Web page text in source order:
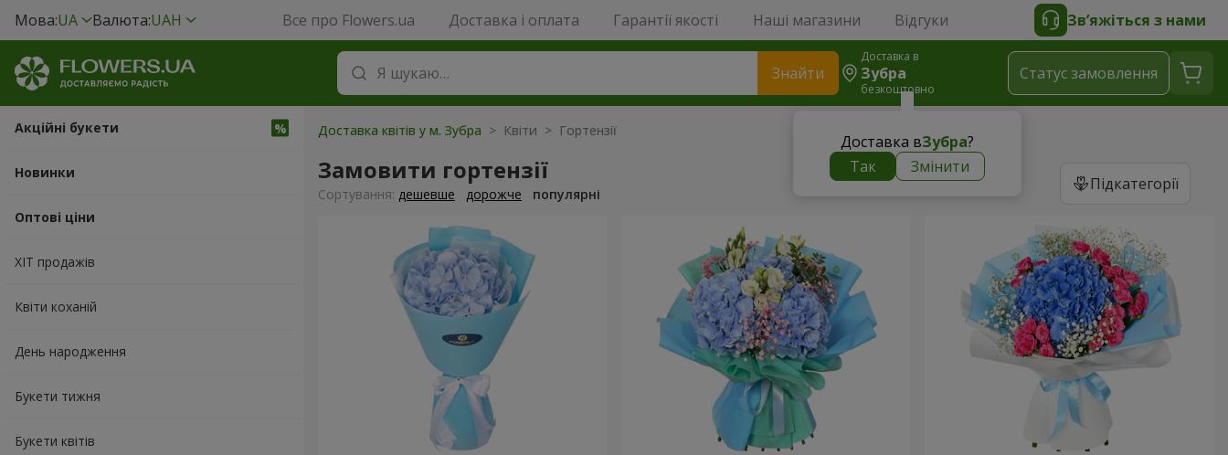
Мова:UA Валюта:UAH Все про Flowers.ua Доставка і оплата Гарантії якості Наші магазини Відгуки Зв’яжіться з нами
Знайти
Доставка в
Зубра
безкоштовно
Доставка вЗубра?
Так
Змінити
Статус замовлення
Акційні букети
Новинки
Оптові ціни
ХІТ продажів
Квіти коханій
День народження
Букети тижня
Букети квітів
Доставка квітів у м. Зубра > Квіти > Гортензії
Замовити гортензії Підкатегорії
Сортування: дешевше дорожче популярні